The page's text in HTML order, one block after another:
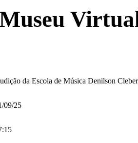
da Escola de Música Denilson Cleber
09/25